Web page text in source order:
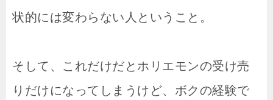
状的には変わらない人ということ。
そして、これだけだとホリエモンの受け売
りだけになってしまうけど、ボクの経験で